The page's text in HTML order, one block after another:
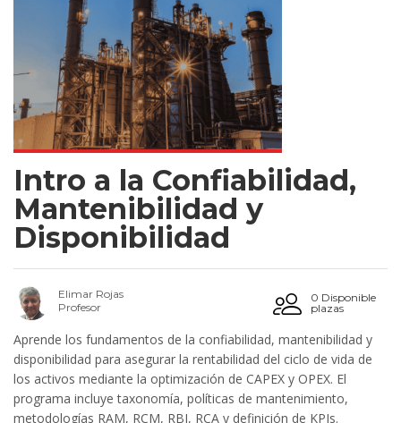
Intro a la Confiabilidad,
Mantenibilidad y
Disponibilidad
Elimar Rojas
Profesor
0 Disponible
plazas
Aprende los fundamentos de la confiabilidad, mantenibilidad y
disponibilidad para asegurar la rentabilidad del ciclo de vida de
los activos mediante la optimización de CAPEX y OPEX. El
programa incluye taxonomía, políticas de mantenimiento,
metodologías RAM, RCM, RBI, RCA y definición de KPIs.